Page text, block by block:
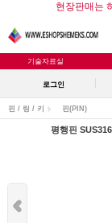
현장판매는
기술자료실
로그인
핀 / 링 / 키 핀(PIN)
평행핀